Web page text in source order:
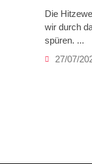
Die
wir durch
spüren.
27/07/